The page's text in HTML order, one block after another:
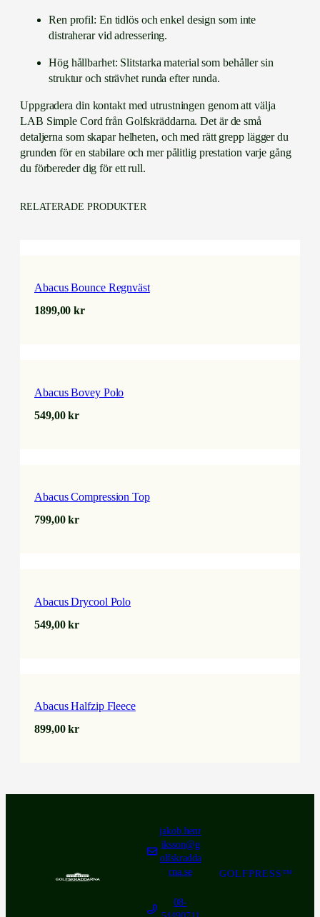
Ren profil: En tidlös och enkel design som inte
distraherar vid adressering.
Hög hållbarhet: Slitstarka material som behåller sin
struktur och strävhet runda efter runda.
Uppgradera din kontakt med utrustningen genom att välja
LAB Simple Cord från Golfskräddarna. Det är de små
detaljerna som skapar helheten, och med rätt grepp lägger du
grunden för en stabilare och mer pålitlig prestation varje gång
du förbereder dig för ett rull.
RELATERADE PRODUKTER
Abacus Bounce Regnväst
1899,00kr
Abacus Bovey Polo
549,00kr
Abacus Compression Top
799,00kr
Abacus Drycool Polo
549,00kr
Abacus Halfzip Fleece
899,00kr
jakob.henr
iksson@g
olfskradda
rna.se
08-
GOLFPRESS™